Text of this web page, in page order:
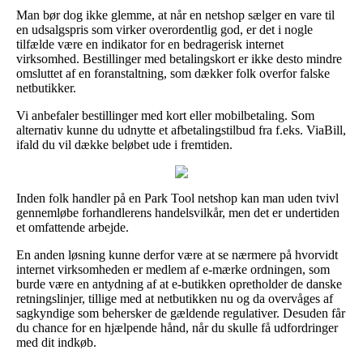
Man bør dog ikke glemme, at når en netshop sælger en vare til
en udsalgspris som virker overordentlig god, er det i nogle
tilfælde være en indikator for en bedragerisk internet
virksomhed. Bestillinger med betalingskort er ikke desto mindre
omsluttet af en foranstaltning, som dækker folk overfor falske
netbutikker.
Vi anbefaler bestillinger med kort eller mobilbetaling. Som
alternativ kunne du udnytte et afbetalingstilbud fra f.eks. ViaBill,
ifald du vil dække beløbet ude i fremtiden.
Inden folk handler på en Park Tool netshop kan man uden tvivl
gennemløbe forhandlerens handelsvilkår, men det er undertiden
et omfattende arbejde.
En anden løsning kunne derfor være at se nærmere på hvorvidt
internet virksomheden er medlem af e-mærke ordningen, som
burde være en antydning af at e-butikken opretholder de danske
retningslinjer, tillige med at netbutikken nu og da overvåges af
sagkyndige som behersker de gældende regulativer. Desuden får
du chance for en hjælpende hånd, når du skulle få udfordringer
med dit indkøb.